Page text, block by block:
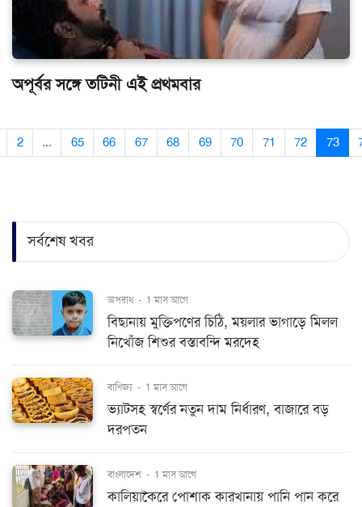
অপূর্বর সঙ্গে তটিনী এই প্রথমবার
2 ... 65 66 67 68 69 70 71 72 73
সর্বশেষ খবর
অপরাধ - 1 মাস আগে
বিছানায় মুক্তিপণের চিঠি, ময়লার ভাগাড়ে মিলল
নিখোঁজ শিশুর বস্তাবন্দি মরদেহ
বাণিজ্য - 1 মাস আগে
ভ্যাটসহ স্বর্ণের নতুন দাম নির্ধারণ, বাজারে বড়
দরপতন
বাংলাদেশ - 1 মাস আগে
কালিয়াকৈরে পোশাক কারখানায় পানি পান করে